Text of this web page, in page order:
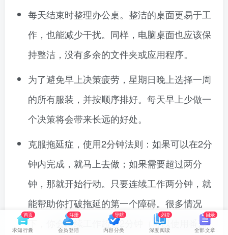
每天结束时整理办公桌。整洁的桌面更易于工
作，也能减少干扰。同样，电脑桌面也应该保
持整洁，没有多余的文件夹或应用程序。
为了避免早上决策疲劳，星期日晚上选择一周
的所有服装，并按顺序排好。每天早上少做一
个决策将会带来长远的好处。
克服拖延症，使用2分钟法则：如果可以在2分
钟内完成，就马上去做；如果需要超过两分
钟，那就开始行动。只要连续工作两分钟，就
能帮助你打破拖延的第一个障碍。很多情况
下，你会继续工作超过2分钟（可以使用番茄
求知行囊
首页
会员登陆
注册
内容分类
导航
深度阅读
必读
全部文章
目录